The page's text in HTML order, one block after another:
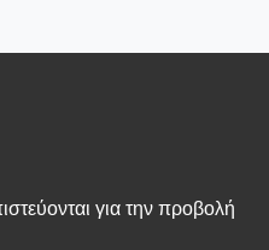
για την προβολή